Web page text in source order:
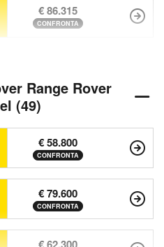
€ 86.315
CONFRONTA
Range Rover
(49)
€ 58.800
CONFRONTA
€ 79.600
CONFRONTA